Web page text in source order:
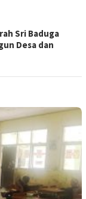
Sri Baduga
Desa dan